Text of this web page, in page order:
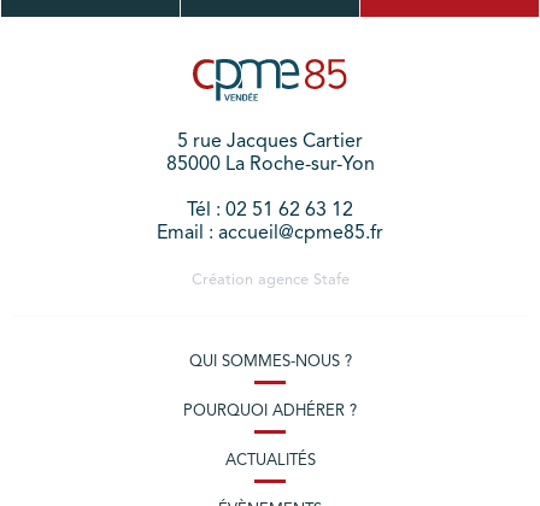
5 rue Jacques Cartier
85000 La Roche-sur-Yon
Tél : 02 51 62 63 12
Email : accueil@cpme85.fr
Création agence Stafe
QUI SOMMES-NOUS ?
POURQUOI ADHÉRER ?
ACTUALITÉS